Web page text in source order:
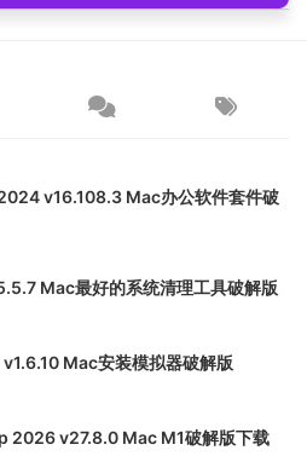
v16.108.3 Mac办公软件套件破
Mac最好的系统清理工具破解版
Mac安装模拟器破解版
2026 v27.8.0 Mac M1破解版下载